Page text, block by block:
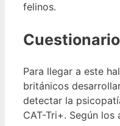
felinos.
Para llegar a este
británicos
detectar la
CAT-Tri+. Según